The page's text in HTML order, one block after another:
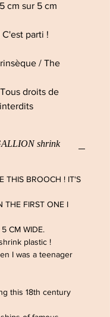
cm sur 5 cm
parti !
/ The
droits de
shrink
THIS BROOCH ! IT'S
THE FIRST ONE I
CM WIDE.
plastic !
I was a teenager
this 18th century